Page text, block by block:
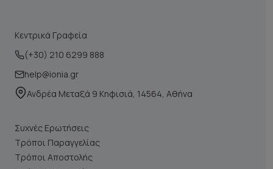
Κεντρικά Γραφεία
(+30) 210 6299 888
help@ionia.gr
Ανδρέα Μεταξά 9 Κηφισιά, 14564, Αθήνα
Συχνές Ερωτήσεις
Τρόποι Παραγγελίας
Τρόποι Αποστολής